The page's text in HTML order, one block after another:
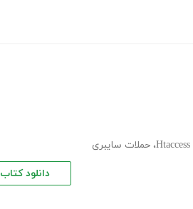
، حملات سایبری
دانلود کتاب